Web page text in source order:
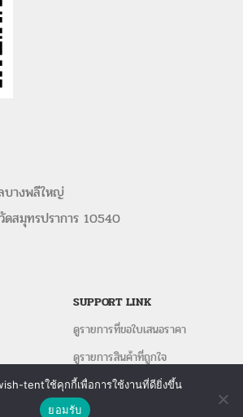
างพลีใหญ่
ดสมุทรปราการ 10540
SUPPORT LINK
ดูรายการที่ขอใบเสนอราคา
ดูรายการสินค้าที่ถูกใจ
ดูรายการสินค้าที่เปรียบเทียบ
tentใช้คุกกี้เพื่อการใช้งานที่ดียิ่งขึ้น
ยอมรับ
ติดต่อเรา